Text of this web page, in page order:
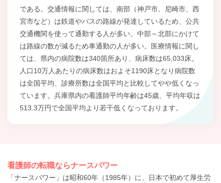
である。交通情報に関しては、南部（神戸市、尼崎市、西
宮市など）は鉄道やバスの路線が発達しているため、公共
交通機関を使って通勤する人が多い。中部～北部にかけて
は路線の数が減るため車通勤の人が多い。医療情報に関し
ては、県内の病院数は340箇所あり、病床数は65,033床。
人口10万人あたりの病床数はおよそ1190床となり病院数
は全国平均、診療所数は全国平均と比較してやや低くなっ
ています。兵庫県内の看護師平均年齢は45歳、平均年収は
513.3万円で全国平均より若干低くなっております。
看護師の転職ならナースパワー
「ナースパワー」は昭和60年（1985年）に、日本で初めて厚生労